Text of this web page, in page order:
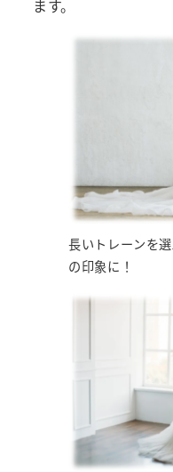
ます。
長いトレーンを
の印象に！